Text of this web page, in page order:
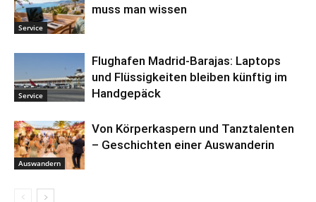
Service
muss man wissen
Service
Flughafen Madrid-Barajas: Laptops
und Flüssigkeiten bleiben künftig im
Handgepäck
Auswandern
Von Körperkaspern und Tanztalenten
– Geschichten einer Auswanderin